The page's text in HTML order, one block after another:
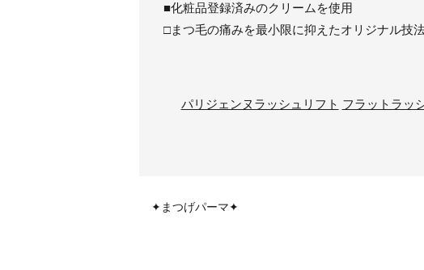
■化粧品登録済みのクリームを使用
□まつ毛の痛みを最小限に抑えたオリジナル技法
パリジェンヌラッシュリフト フラットラッ
✦まつげパーマ✦